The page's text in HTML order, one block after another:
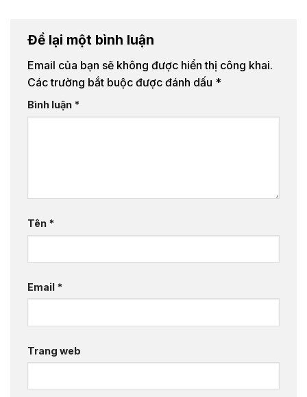
Để lại một bình luận
Email của bạn sẽ không được hiển thị công khai.
Các trường bắt buộc được đánh dấu *
Bình luận *
Tên *
Email *
Trang web